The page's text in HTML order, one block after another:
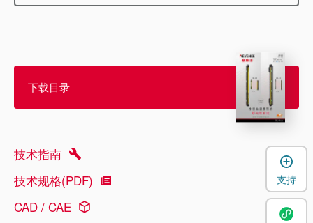
下载目录
技术指南
技术规格(PDF)
CAD / CAE
支持